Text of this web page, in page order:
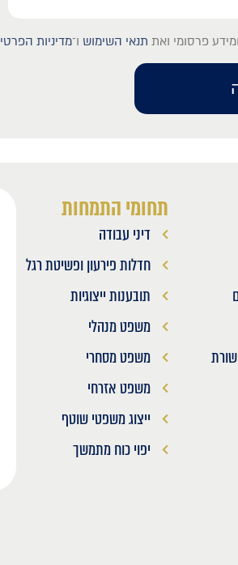
פרסומי ואת תנאי השימוש ו־מדיניות
תחומי התמחות
דיני עבודה
חדלות פירעון ופשיטת רגל
תובענות ייצוגיות
משפט מנהלי
משפט מסחרי
משפט אזרחי
ייצוג משפטי שוטף
יפוי כוח מתמשך